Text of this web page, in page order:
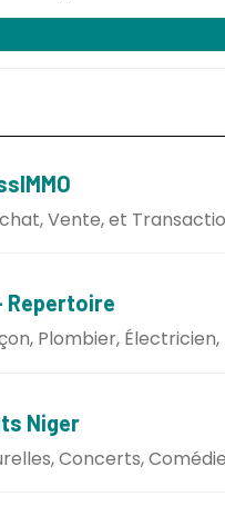
Vente, et
Repertoire
Plombier,
Niger
Concerts,